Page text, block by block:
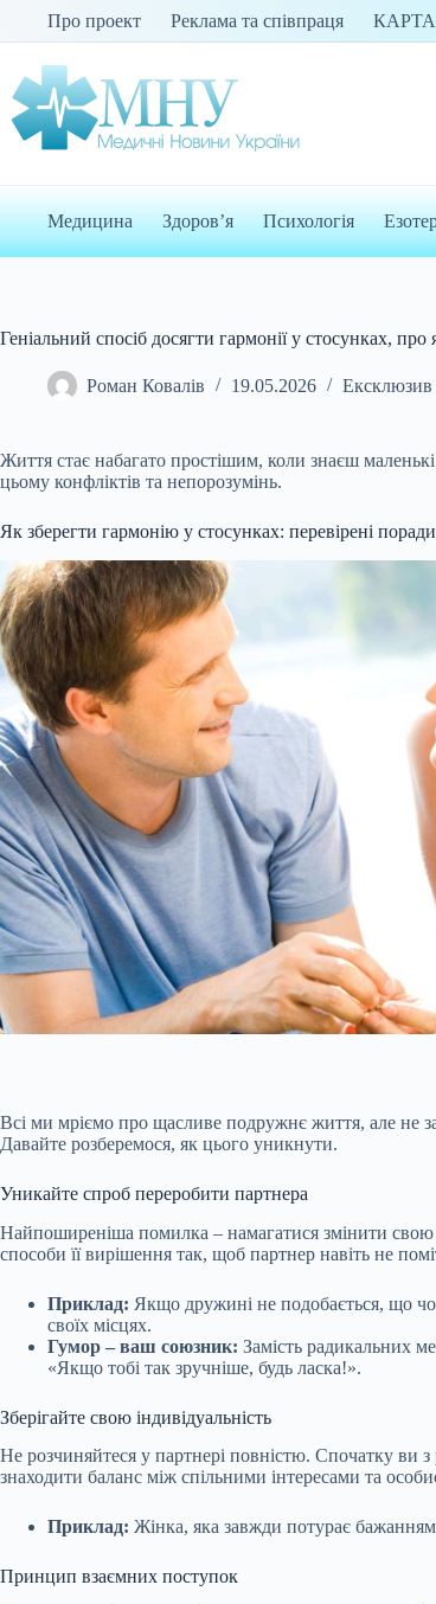
Про проект Реклама та співпраця
Медицина Здоров’я Психологія
Геніальний спосіб досягти гармонії у стосунках,
Роман Ковалів 19.05.2026 Ексклюзив
Життя стає набагато простішим, коли знаєш
цьому конфліктів та непорозумінь.
Як зберегти гармонію у стосунках: перевірені поради
Всі ми мріємо про щасливе подружнє життя, але не
Давайте розберемося, як цього уникнути.
Уникайте спроб переробити партнера
Найпоширеніша помилка – намагатися змінити
способи її вирішення так, щоб партнер навіть не
Приклад: Якщо дружині не подобається, що
своїх місцях.
Гумор – ваш союзник: Замість радикальних
«Якщо тобі так зручніше, будь ласка!».
Зберігайте свою індивідуальність
Не розчиняйтеся у партнері повністю. Спочатку ви
знаходити баланс між спільними інтересами та
Приклад: Жінка, яка завжди потурає
Принцип взаємних поступок